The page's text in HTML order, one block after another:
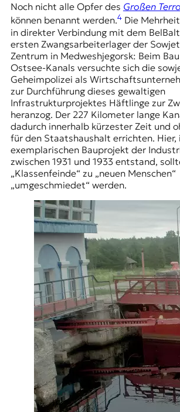
Noch nicht alle Opfer des Großen
können benannt werden.4Die
in direkter Verbindung mit dem
ersten Zwangsarbeiterlager der
Zentrum in Medweshjegorsk: Beim
Ostsee-Kanals versuchte sich die
Geheimpolizei als
zur Durchführung dieses gewaltigen
Infrastrukturprojektes Häftlinge zur
heranzog. Der 227 Kilometer lange
dadurch innerhalb kürzester Zeit und
für den Staatshaushalt errichten. Hier,
exemplarischen Bauprojekt der
zwischen 1931 und 1933 entstand,
„Klassenfeinde“ zu „neuen Menschen“
„umgeschmiedet“ werden.